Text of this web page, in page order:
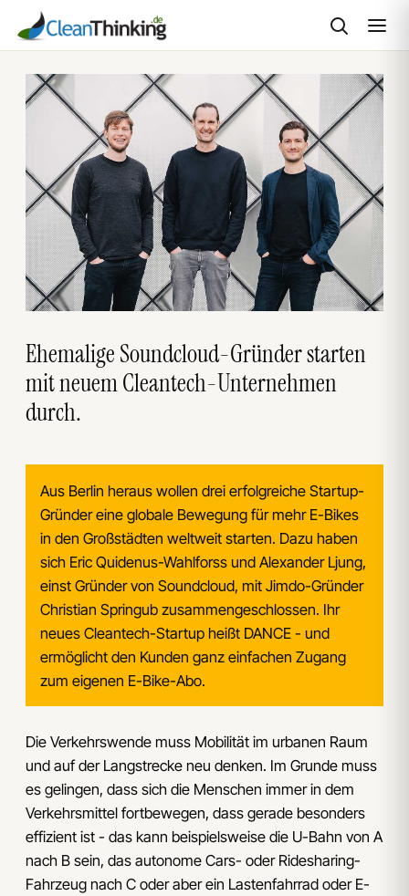
Inhalt
springen
Ehemalige Soundcloud-Gründer starten
mit neuem Cleantech-Unternehmen
durch.
Aus Berlin heraus wollen drei erfolgreiche Startup-
Gründer eine globale Bewegung für mehr E-Bikes
in den Großstädten weltweit starten. Dazu haben
sich Eric Quidenus-Wahlforss und Alexander Ljung,
einst Gründer von Soundcloud, mit Jimdo-Gründer
Christian Springub zusammengeschlossen. Ihr
neues Cleantech-Startup heißt DANCE - und
ermöglicht den Kunden ganz einfachen Zugang
zum eigenen E-Bike-Abo.
Die Verkehrswende muss Mobilität im urbanen Raum
und auf der Langstrecke neu denken. Im Grunde muss
es gelingen, dass sich die Menschen immer in dem
Verkehrsmittel fortbewegen, dass gerade besonders
effizient ist - das kann beispielsweise die U-Bahn von A
nach B sein, das autonome Cars- oder Ridesharing-
Fahrzeug nach C oder aber ein Lastenfahrrad oder E-